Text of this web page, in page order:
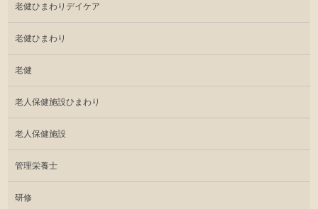
老健ひまわりデイケア
老健ひまわり
老健
老人保健施設ひまわり
老人保健施設
管理栄養士
研修